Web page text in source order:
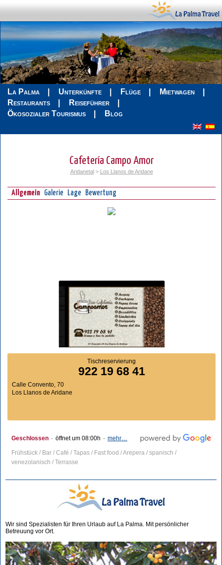
La Palma Unterkünfte Flüge
Mietwagen
Restaurants
Reiseführer
Ökosozialer Tourismus
Blog
Cafetería Campo Amor
Aridanetal> Los Llanos de Aridane
Allgemein Galerie Lage Bewertung
Tischreservierung
922 19 68 41
Calle Convento, 70
Los Llanos de Aridane
Geschlossen · öffnet um 08:00h · mehr…
Frühstück / Bar / Café / Tapas / Fast food / Arepera / spanisch /
venezolanisch / Terrasse
Wir sind Spezialisten für Ihren Urlaub auf La Palma. Mit persönlicher
Betreuung vor Ort.